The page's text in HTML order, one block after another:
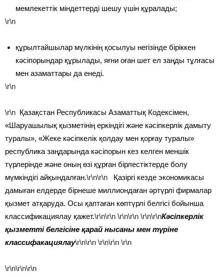
мемлекеттік міндеттерді шешу үшін құралады;
\r\n
құрылтайшылар мүлкінің қосылуы негізінде біріккен
кәсіпорындар құрылады, яғни оған шет ел заңды тұлғасы
мен азаматтары да енеді.
\r\n
\r\n Қазақстан Республикасы Азаматтық Кодексімен,
«Шаруашылық қызметінің еркіндігі және кәсіпкерлік дамыту
туралы», «Жеке кәсіпкелік қолдау мен қорғау туралы»
республика заңдарында кәсіпорын кез келген меншік
түрлерінде және оның өзі құрған бірлестіктерде болу
мүмкіндігі айқындалған.\r\n\r\n Қазіргі кезде экономикасы
дамыған елдерде бірнеше миллиондаған әртүрлі фирмалар
қызмет атқаруда. Осы қаптаған көптүрлі белгісі бойынша
классификациялау қажет.\r\n\r\n \r\n\r\n \r\n\r\nКәсіпкерлік
қызметті белгісіне қарай нысаны мен түріне
классифакациялау\r\n\r\n \r\n\r\n \r\n
\r\n\r\n\r\n